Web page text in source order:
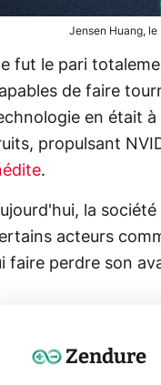
Jensen Huang,
fut le pari
de faire
en était à
propulsant
.
la
acteurs
faire perdre son
Zendure